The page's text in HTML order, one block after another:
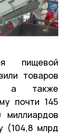
пищевой
товаров
а также
почти 145
(104,8 млрд